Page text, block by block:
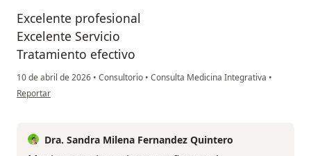
Excelente profesional
Excelente Servicio
Tratamiento efectivo
10 de abril de 2026 • Consultorio • Consulta Medicina Integrativa •
en opinión del usuario MS
Reportar
Dra. Sandra Milena Fernandez Quintero